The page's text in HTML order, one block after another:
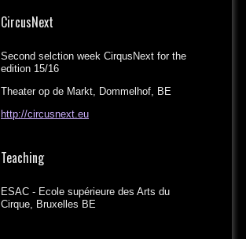
CircusNext
Second selction week CirqusNext for the
edition 15/16
Theater op de Markt, Dommelhof, BE
http://circusnext.eu
Teaching
ESAC - Ecole supérieure des Arts du
Cirque, Bruxelles BE